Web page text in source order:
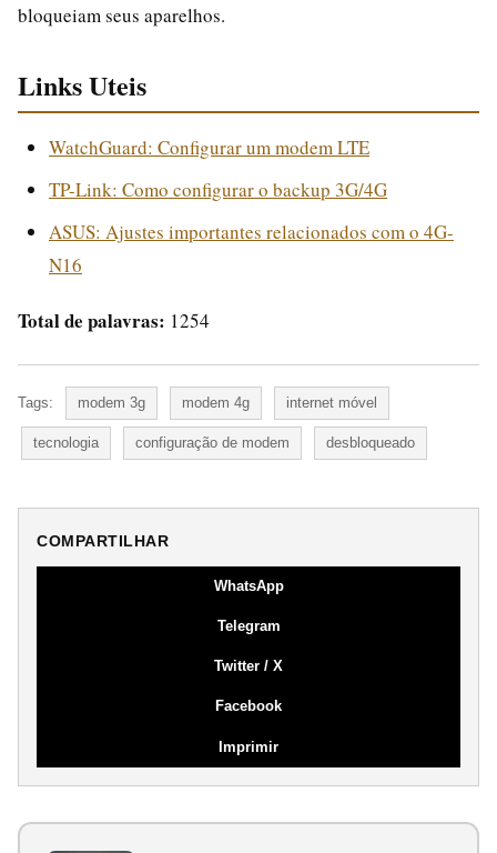
bloqueiam seus aparelhos.
Links Uteis
WatchGuard: Configurar um modem LTE
TP-Link: Como configurar o backup 3G/4G
ASUS: Ajustes importantes relacionados com o 4G-
N16
Total de palavras: 1254
Tags: modem 3g modem 4g internet móvel
tecnologia configuração de modem desbloqueado
COMPARTILHAR
WhatsApp
Telegram
Twitter / X
Facebook
Imprimir